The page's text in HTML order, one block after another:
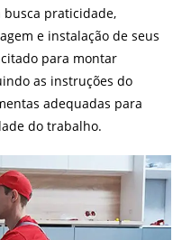
praticidade,
e instalação de seus
para montar
as instruções do
adequadas para
do trabalho.